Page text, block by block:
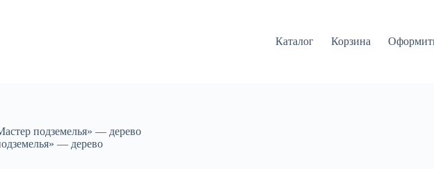
Каталог Корзина
подземелья» — дерево
— дерево